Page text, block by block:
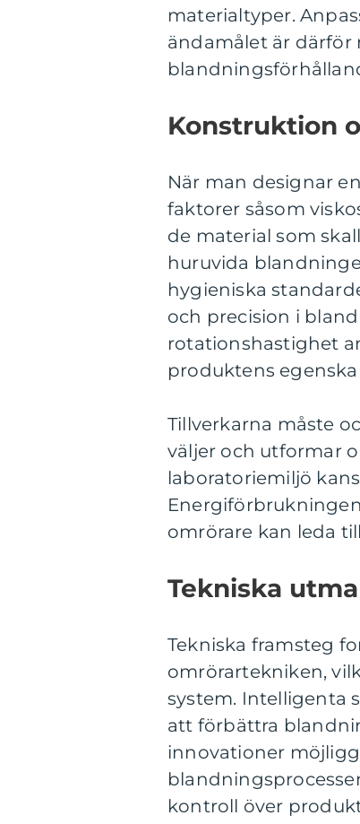
materialtyper.
ändamålet är
Konstruktion
När man designar
faktorer såsom
de material som
huruvida
hygieniska
och precision i
rotationshastighet
produktens
Tillverkarna måste
väljer och utformar
laboratoriemiljö
omrörare kan leda
Tekniska
Tekniska framsteg
omrörartekniken,
system. Intelligenta
att förbättra
innovationer
kontroll över